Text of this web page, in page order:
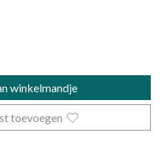
winkelmandje
toevoegen